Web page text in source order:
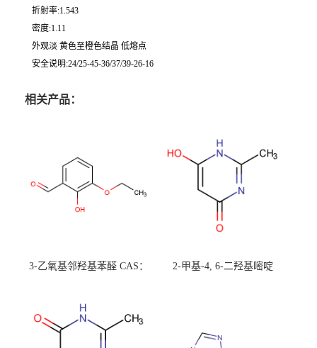
折射率:1.543
密度:1.11
外观淡 黄色至橙色结晶 低熔点
安全说明:24/25-45-36/37/39-26-16
相关产品：
3-乙氧基邻羟基苯醛 CAS：
校可先用后付
2-甲基-4, 6-二羟基嘧啶